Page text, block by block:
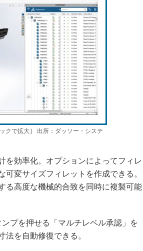
クで拡大］ 出所：ダッソー・システ
効率化。オプションによってフィレ
変サイズフィレットを作成できる。
る高度な機械的合致を同時に複製可能
プを押せる「マルチレベル承認」を
を自動修復できる。